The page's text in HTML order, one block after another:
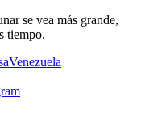
se vea más grande,
tiempo.
Venezuela